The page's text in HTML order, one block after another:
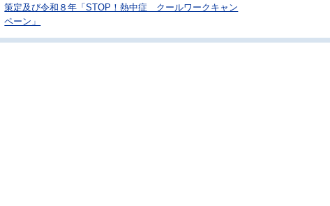
策定及び令和８年「STOP！熱中症 クールワークキャン
ペーン」